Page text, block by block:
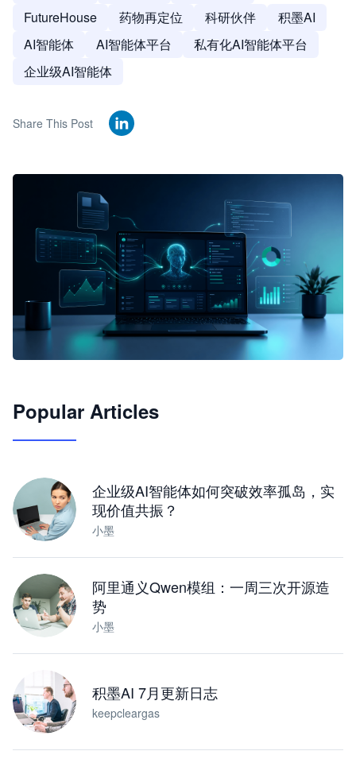
FutureHouse
药物再定位 科研伙伴
积墨AI
AI智能体
AI智能体平台
私有化AI智能体平台
企业级AI智能体
Share This Post
JimoClaw 桌面 AI Agent 工作台
Popular Articles
企业级AI智能体如何突破效率孤岛，实
现价值共振？
小墨
阿里通义Qwen模组：一周三次开源造
势
小墨
积墨AI 7月更新日志
keepcleargas